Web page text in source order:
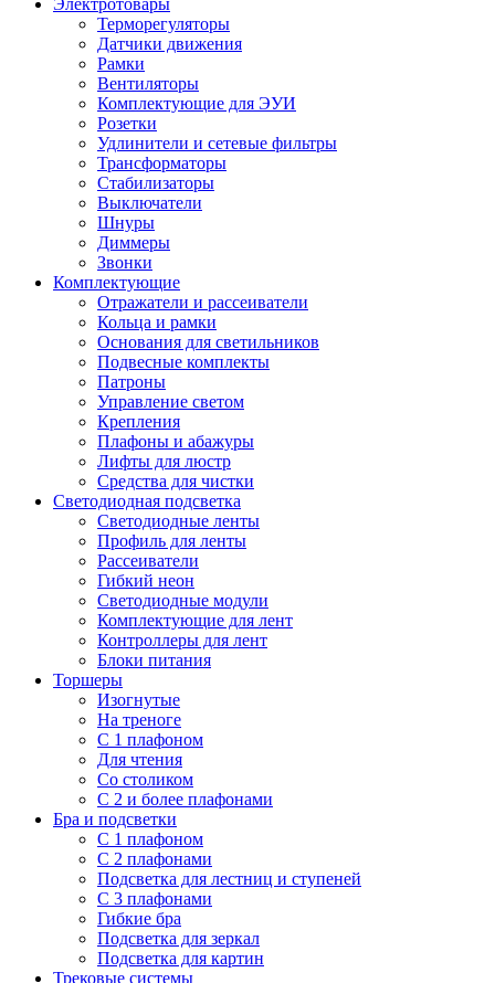
Электротовары
Терморегуляторы
Датчики движения
Рамки
Вентиляторы
Комплектующие для ЭУИ
Розетки
Удлинители и сетевые фильтры
Трансформаторы
Стабилизаторы
Выключатели
Шнуры
Диммеры
Звонки
Комплектующие
Отражатели и рассеиватели
Кольца и рамки
Основания для светильников
Подвесные комплекты
Патроны
Управление светом
Крепления
Плафоны и абажуры
Лифты для люстр
Средства для чистки
Светодиодная подсветка
Светодиодные ленты
Профиль для ленты
Рассеиватели
Гибкий неон
Светодиодные модули
Комплектующие для лент
Контроллеры для лент
Блоки питания
Торшеры
Изогнутые
На треноге
С 1 плафоном
Для чтения
Со столиком
С 2 и более плафонами
Бра и подсветки
С 1 плафоном
С 2 плафонами
Подсветка для лестниц и ступеней
С 3 плафонами
Гибкие бра
Подсветка для зеркал
Подсветка для картин
Трековые системы